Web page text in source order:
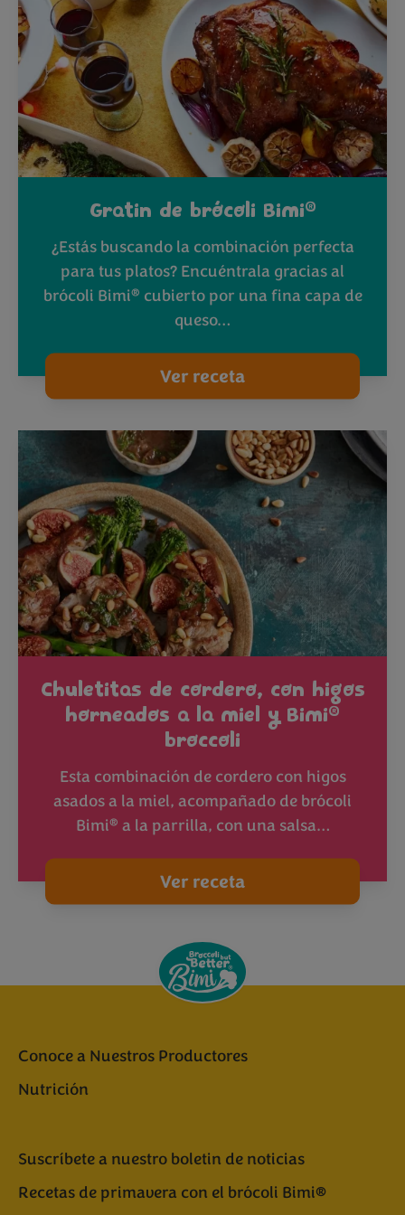
Gratin de brócoli Bimi®
¿Estás buscando la combinación perfecta
para tus platos? Encuéntrala gracias al
brócoli Bimi® cubierto por una fina capa de
queso…
Ver receta
Chuletitas de cordero, con higos
horneados a la miel y Bimi®
broccoli
Esta combinación de cordero con higos
asados a la miel, acompañado de brócoli
Bimi® a la parrilla, con una salsa…
Ver receta
Conoce a Nuestros Productores
Nutrición
Suscríbete a nuestro boletin de noticias
Recetas de primavera con el brócoli Bimi®